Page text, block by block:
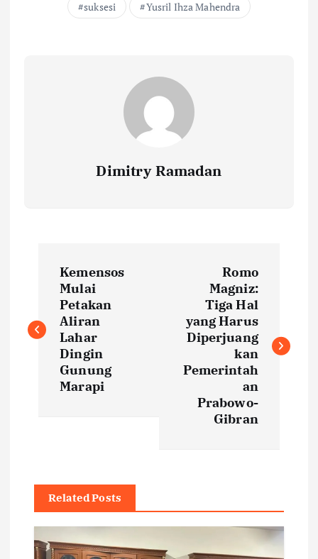
suksesi
Yusril Ihza Mahendra
Dimitry Ramadan
s
g
Kemensos
Mulai
Petakan
Aliran
Lahar
Dingin
Gunung
Marapi
Romo
Magniz:
Tiga Hal
yang Harus
Diperjuang
kan
Pemerintah
an
Prabowo-
Gibran
Related Posts